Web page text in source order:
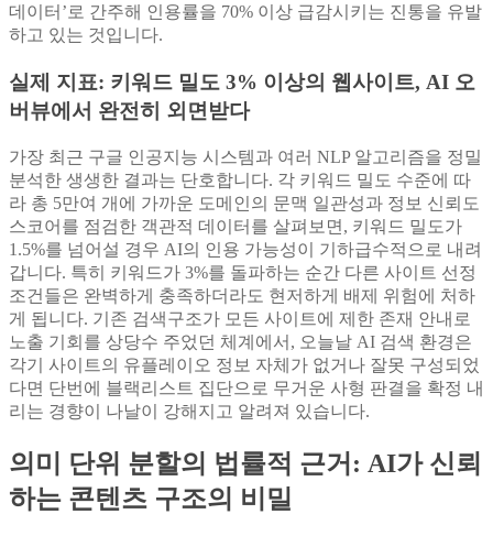
데이터’로 간주해 인용률을 70% 이상 급감시키는 진통을 유발
하고 있는 것입니다.
실제 지표: 키워드 밀도 3% 이상의 웹사이트, AI 오
버뷰에서 완전히 외면받다
가장 최근 구글 인공지능 시스템과 여러 NLP 알고리즘을 정밀
분석한 생생한 결과는 단호합니다. 각 키워드 밀도 수준에 따
라 총 5만여 개에 가까운 도메인의 문맥 일관성과 정보 신뢰도
스코어를 점검한 객관적 데이터를 살펴보면, 키워드 밀도가
1.5%를 넘어설 경우 AI의 인용 가능성이 기하급수적으로 내려
갑니다. 특히 키워드가 3%를 돌파하는 순간 다른 사이트 선정
조건들은 완벽하게 충족하더라도 현저하게 배제 위험에 처하
게 됩니다. 기존 검색구조가 모든 사이트에 제한 존재 안내로
노출 기회를 상당수 주었던 체계에서, 오늘날 AI 검색 환경은
각기 사이트의 유플레이오 정보 자체가 없거나 잘못 구성되었
다면 단번에 블랙리스트 집단으로 무거운 사형 판결을 확정 내
리는 경향이 나날이 강해지고 알려져 있습니다.
의미 단위 분할의 법률적 근거: AI가 신뢰
하는 콘텐츠 구조의 비밀